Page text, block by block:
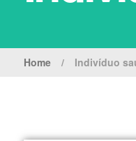
Home / Indivíduo